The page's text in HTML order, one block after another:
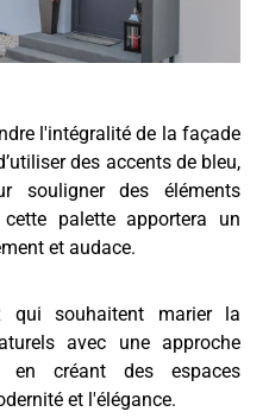
l'intégralité de la façade
des accents de bleu,
des éléments
palette apportera un
et audace.
qui souhaitent marier la
avec une approche
en créant des espaces
et l'élégance.